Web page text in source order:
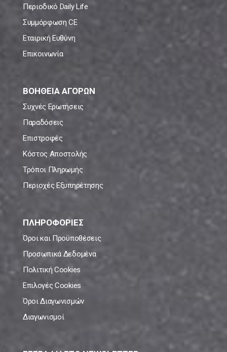
Περιοδικό Daily Life
Συμμόρφωση CE
Εταιρική Ευθύνη
Επικοινωνία
ΒΟΗΘΕΙΑ ΑΓΟΡΩΝ
Συχνές Ερωτήσεις
Παραδόσεις
Επιστροφές
Κόστος Αποστολής
Τρόποι Πληρωμής
Περιοχές Εξυπηρέτησης
ΠΛΗΡΟΦΟΡΙΕΣ
Όροι και Προϋποθέσεις
Προσωπικά Δεδομένα
Πολιτική Cookies
Επιλογές Cookies
Όροι Διαγωνισμών
Διαγωνισμοί